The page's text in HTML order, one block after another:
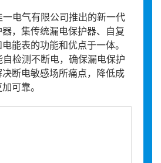
电气有限公司推出的新一代
，集传统漏电保护器、自复
能表的功能和优点于一体。
检测不断电，确保漏电保护
断电敏感场所痛点，降低成
可靠。